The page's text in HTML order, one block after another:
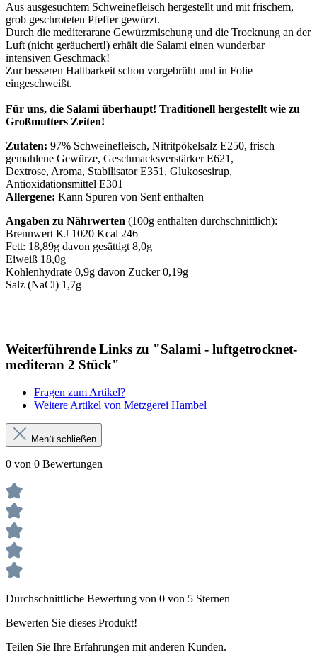
Aus ausgesuchtem Schweinefleisch hergestellt und mit frischem,
grob geschroteten Pfeffer gewürzt.
Durch die mediterarane Gewürzmischung und die Trocknung an der
Luft (nicht geräuchert!) erhält die Salami einen wunderbar
intensiven Geschmack!
Zur besseren Haltbarkeit schon vorgebrüht und in Folie
eingeschweißt.
Für uns, die Salami überhaupt! Traditionell hergestellt wie zu
Großmutters Zeiten!
Zutaten: 97% Schweinefleisch, Nitritpökelsalz E250, frisch
gemahlene Gewürze, Geschmacksverstärker E621,
Dextrose, Aroma, Stabilisator E351, Glukosesirup,
Antioxidationsmittel E301
Allergene: Kann Spuren von Senf enthalten
Angaben zu Nährwerten (100g enthalten durchschnittlich):
Brennwert KJ 1020 Kcal 246
Fett: 18,89g davon gesättigt 8,0g
Eiweiß 18,0g
Kohlenhydrate 0,9g davon Zucker 0,19g
Salz (NaCl) 1,7g
Weiterführende Links zu "Salami - luftgetrocknet-
mediteran 2 Stück"
Fragen zum Artikel?
Weitere Artikel von Metzgerei Hambel
Menü schließen
0 von 0 Bewertungen
Durchschnittliche Bewertung von 0 von 5 Sternen
Bewerten Sie dieses Produkt!
Teilen Sie Ihre Erfahrungen mit anderen Kunden.